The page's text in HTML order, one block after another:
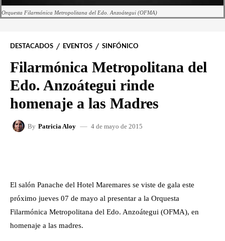
Orquesta Filarmónica Metropolitana del Edo. Anzoátegui (OFMA)
DESTACADOS EVENTOS SINFÓNICO
Filarmónica Metropolitana del
Edo. Anzoátegui rinde
homenaje a las Madres
By Patricia Aloy 4 de mayo de 2015
El salón Panache del Hotel Maremares se viste de gala este
próximo jueves 07 de mayo al presentar a la Orquesta
Filarmónica Metropolitana del Edo. Anzoátegui (OFMA), en
homenaje a las madres.